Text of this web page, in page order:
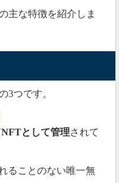
主な特徴を紹介しま
3つです。
として管理されて
ることのない唯一無